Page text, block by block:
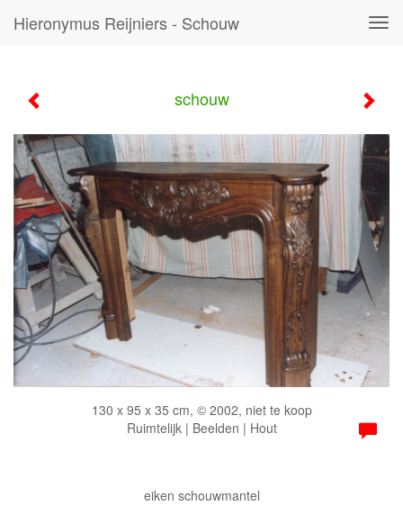
Hieronymus Reijniers - Schouw
schouw
130 x 95 x 35 cm, © 2002, niet te koop
Ruimtelijk | Beelden | Hout
eiken schouwmantel